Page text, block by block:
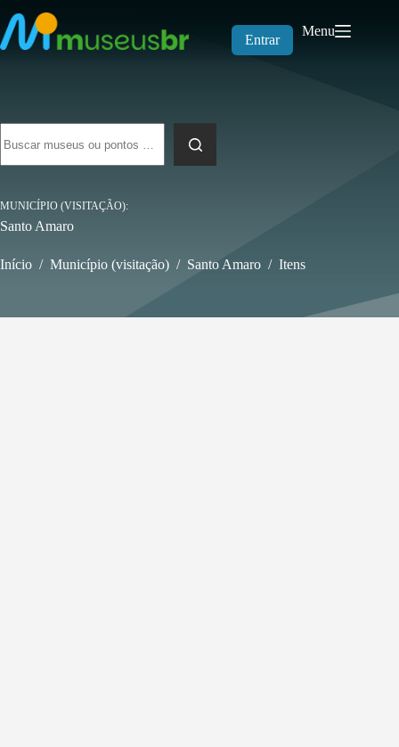
para
o
conteúdo
Entrar
Menu
resultados
MUNICÍPIO (VISITAÇÃO)
Santo Amaro
Início / Município (visitação) / Santo Amaro / Itens